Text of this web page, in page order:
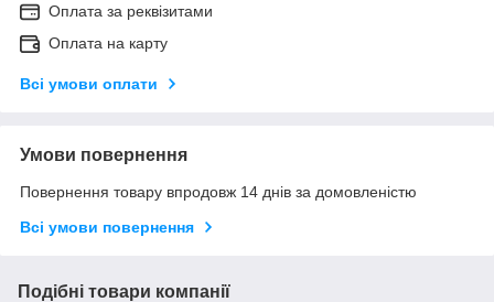
Оплата за реквізитами
Оплата на карту
Всі умови оплати
Умови повернення
Повернення товару впродовж 14 днів за домовленістю
Всі умови повернення
Подібні товари компанії